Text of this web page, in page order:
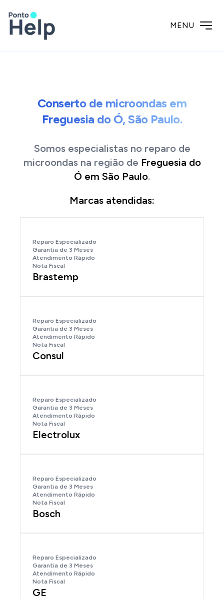
MENU
Conserto de microondas em
Freguesia do Ó, São Paulo.
Somos especialistas no reparo de
microondasna região de Freguesia do
Ó em São Paulo.
Marcas atendidas:
Reparo Especializado
Garantia de 3 Meses
Atendimento Rápido
Nota Fiscal
Brastemp
Reparo Especializado
Garantia de 3 Meses
Atendimento Rápido
Nota Fiscal
Consul
Reparo Especializado
Garantia de 3 Meses
Atendimento Rápido
Nota Fiscal
Electrolux
Reparo Especializado
Garantia de 3 Meses
Atendimento Rápido
Nota Fiscal
Bosch
Reparo Especializado
Garantia de 3 Meses
Atendimento Rápido
Nota Fiscal
GE